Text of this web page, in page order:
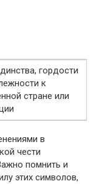
гордости
к
стране или
в
чести
помнить и
этих символов,